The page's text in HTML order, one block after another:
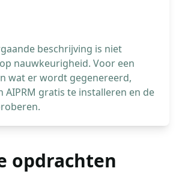
beschrijving is niet
nauwkeurigheid. Voor een
wat er wordt gegenereerd,
AIPRM gratis te installeren en de
opdrachten